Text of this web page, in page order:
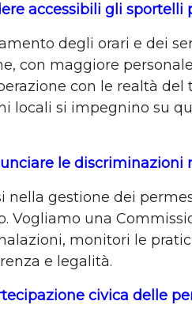
accessibili gli sportelli
degli orari e dei
con maggiore
con le realtà del
locali si impegnino su
le discriminazioni
nella gestione dei
Vogliamo una
monitori le
e legalità.
civica delle